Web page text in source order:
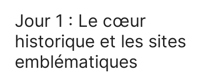
Jour 1 : Le cœur
historique et les sites
emblématiques